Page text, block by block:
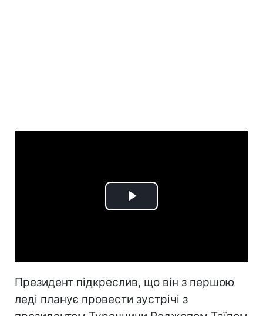
Play
Президент підкреслив, що він з першою
леді планує провести зустрічі з